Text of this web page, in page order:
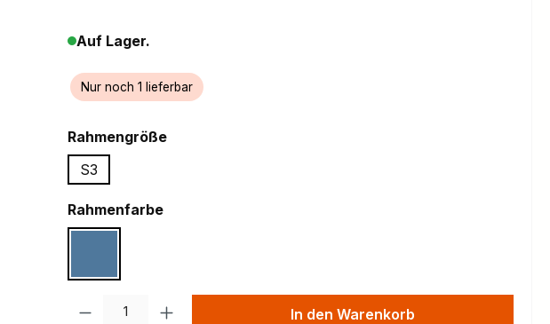
Auf Lager.
Nur noch 1 lieferbar
Rahmengrößeauswählen
S3
Rahmenfarbeauswählen
Produkt Anzahl: Gib den gewünschten Wert ein oder benutze die Schaltflächen
In den Warenkorb